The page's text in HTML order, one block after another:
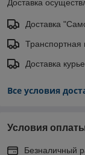
Доставка
Доставка
Транспортная
Доставка
Все условия
Условия
Безналичный